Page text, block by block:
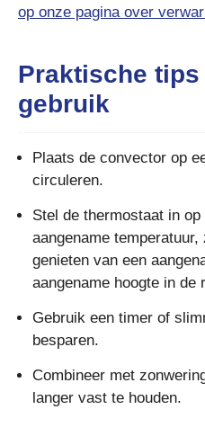
op onze pagina over
Praktische
gebruik
Plaats de convector op
circuleren.
Stel de thermostaat in
aangename
genieten van een
aangename hoogte in de
Gebruik een timer of
besparen.
Combineer met
langer vast te houden.